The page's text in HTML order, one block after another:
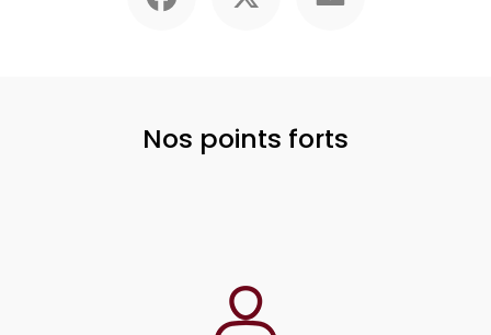
Nos points forts